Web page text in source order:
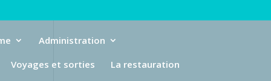
Administration
Voyages et sorties
La restauration